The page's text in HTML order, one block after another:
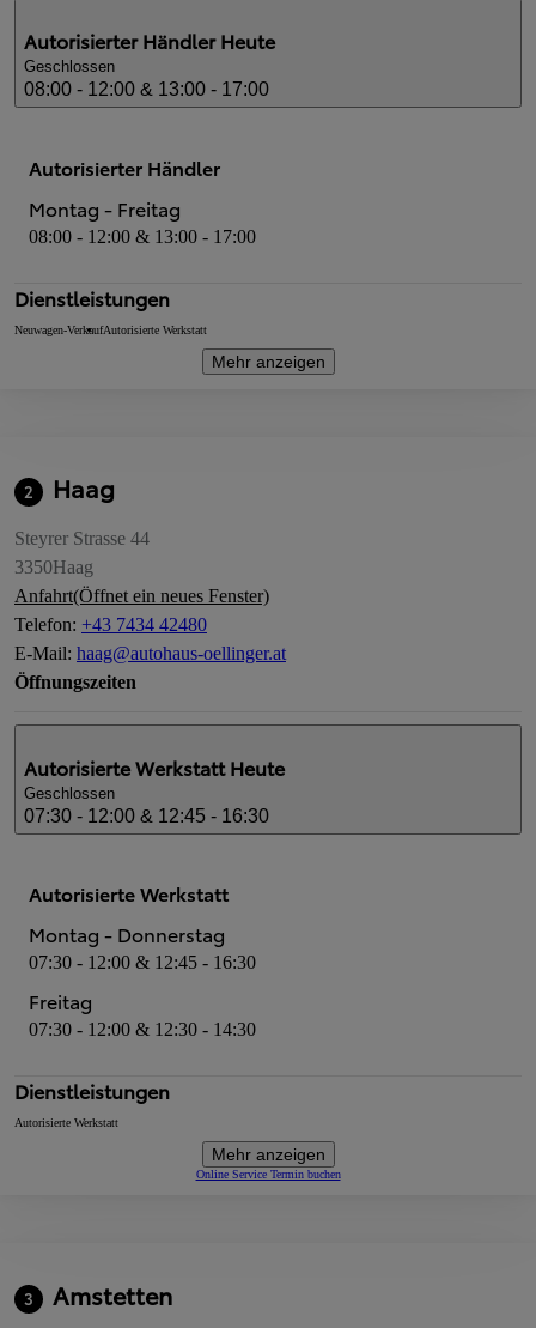
Autorisierter Händler Heute
Geschlossen
08:00 - 12:00 & 13:00 - 17:00
Autorisierter Händler
Montag - Freitag
08:00 - 12:00 & 13:00 - 17:00
Dienstleistungen
Neuwagen-VerkaufAutorisierte Werkstatt
Mehr anzeigen
2 Haag
Steyrer Strasse 44
3350Haag
Anfahrt(Öffnet ein neues Fenster)
Telefon: +43 7434 42480
E-Mail: haag@autohaus-oellinger.at
Öffnungszeiten
Autorisierte Werkstatt Heute
Geschlossen
07:30 - 12:00 & 12:45 - 16:30
Autorisierte Werkstatt
Montag - Donnerstag
07:30 - 12:00 & 12:45 - 16:30
Freitag
07:30 - 12:00 & 12:30 - 14:30
Dienstleistungen
Autorisierte Werkstatt
Mehr anzeigen
Online Service Termin buchen
3 Amstetten